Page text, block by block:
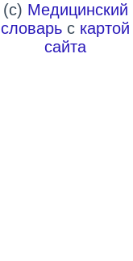
(c) Медицинский
словарь с картой
сайта